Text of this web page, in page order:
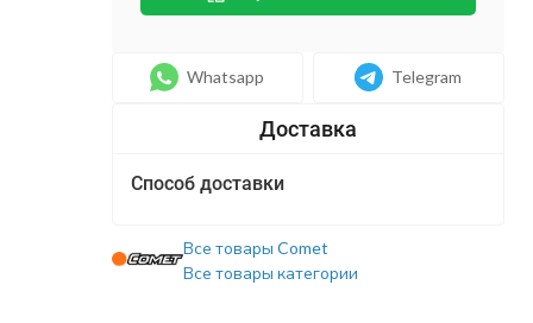
Whatsapp Telegram
Способ доставки
Все товары Comet
Все товары категории